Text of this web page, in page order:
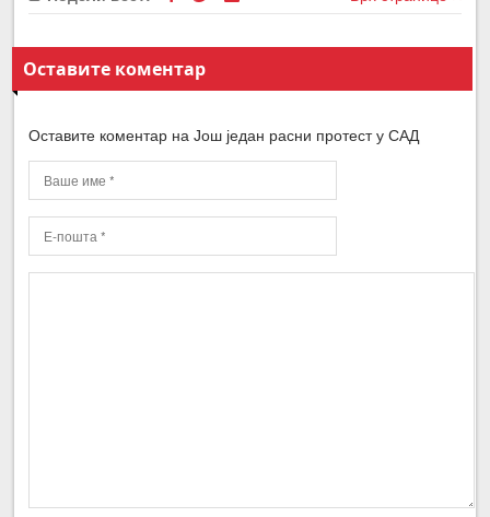
Оставите коментар
Оставите коментар на Још један расни протест у САД